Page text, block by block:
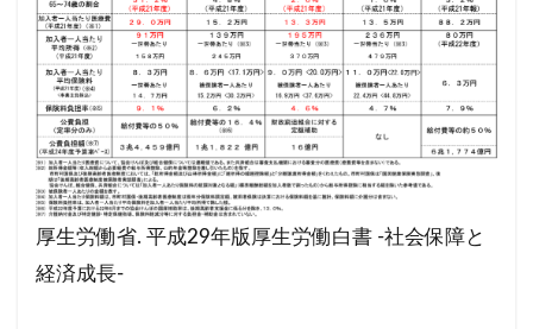
厚生労働省. 平成29年版厚生労働白書 -社会保障と
経済成長-